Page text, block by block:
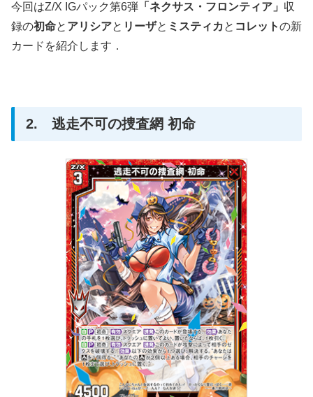
今回はZ/X IGパック第6弾 「ネクサス・フロンティア」 収
録の初命と アリシアと リーザと ミスティカ と コレットの新
カードを紹介します．
2. 逃走不可の捜査網 初命